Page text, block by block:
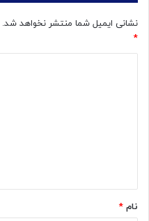
نشانی ایمیل شما منتشر نخواهد شد.
*
*
نام *